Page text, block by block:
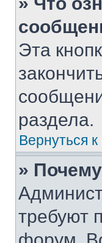
Эта
раздела.
Вернуться
»
требуют